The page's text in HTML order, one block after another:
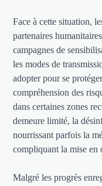
Face à cette situation,
partenaires
campagnes de
les modes de
adopter pour se
compréhension des
dans certaines zones
demeure limité, la
nourrissant parfois la
compliquant la mise en
Malgré les progrès